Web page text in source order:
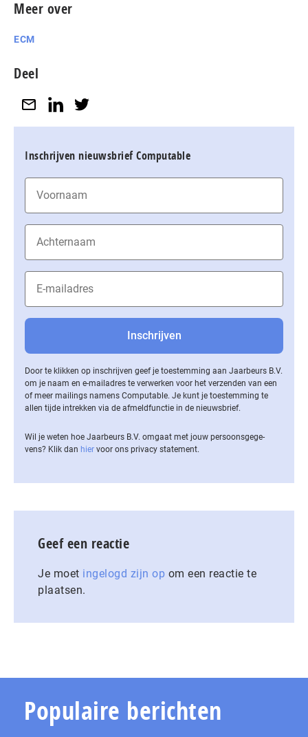
Meer over
ECM
Deel
Inschrijven nieuwsbrief Computable
Door te klikken op inschrijven geef je toestemming aan Jaarbeurs B.V.
om je naam en e-mailadres te verwerken voor het verzenden van een
of meer mailings namens Computable. Je kunt je toestemming te
allen tijde intrekken via de af­meld­func­tie in de nieuwsbrief.
Wil je weten hoe Jaarbeurs B.V. omgaat met jouw per­soons­ge­ge­
vens? Klik dan hier voor ons privacy statement.
Geef een reactie
Je moet ingelogd zijn op om een reactie te
plaatsen.
Populaire berichten